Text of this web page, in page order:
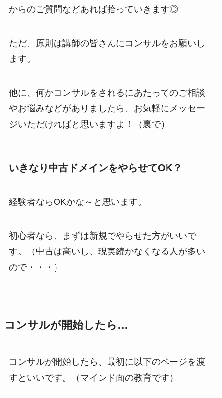
からのご質問などあれば拾っていきます◎
ただ、原則は講師の皆さんにコンサルをお願いし
ます。
他に、何かコンサルをされるにあたってのご相談
やお悩みなどがありましたら、お気軽にメッセー
ジいただければと思いますよ！（裏で）
いきなり中古ドメインをやらせてOK？
経験者ならOKかな～と思います。
初心者なら、まずは新規でやらせた方がいいで
す。（中古は高いし、現実続かなくなる人が多い
ので・・・）
コンサルが開始したら…
コンサルが開始したら、最初に以下のページを渡
すといいです。（マインド面の教育です）